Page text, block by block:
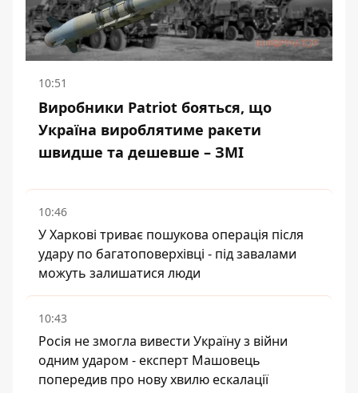
10:51
Виробники Patriot бояться, що
Україна вироблятиме ракети
швидше та дешевше – ЗМІ
10:46
У Харкові триває пошукова операція після
удару по багатоповерхівці - під завалами
можуть залишатися люди
10:43
Росія не змогла вивести Україну з війни
одним ударом - експерт Машовець
попередив про нову хвилю ескалації